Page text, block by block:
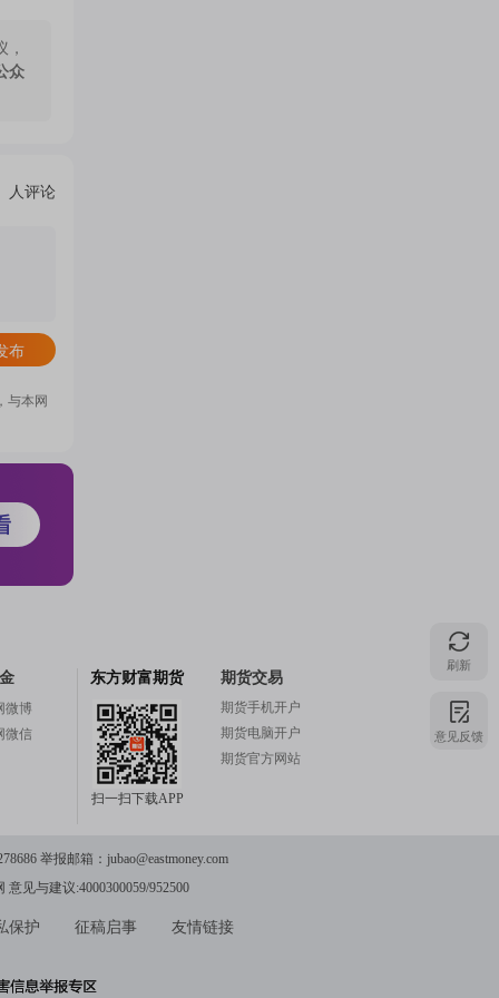
接
）
众
人评论
布
与本网
刷新
意见反馈
微博
微信
东方财富期货
扫一扫下载APP
期货交易
期货手机开户
期货电脑开户
期货官方网站
举报邮箱： jubao@eastmoney.com
意见与建议:4000300059/952500
保护 征稿启事 友情链接